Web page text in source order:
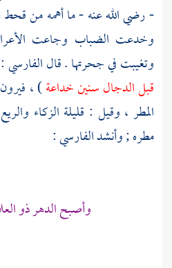
- رضي الله عنه - ما أهمه من
وخدعت الضباب وجاعت
وتغيبت في جحرتها . قالالفارسي
قبل الدجال سنين خداعة) ،
المطر ، وقيل : قليلة الزكاء
مطره ; وأنشدالفارسي:
وأصبح الدهر ذو